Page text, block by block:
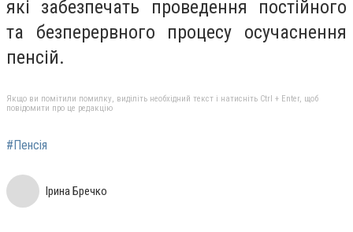
які забезпечать проведення постійного
та безперервного процесу осучаснення
пенсій.
Якщо ви помітили помилку, виділіть необхідний текст і натисніть Ctrl + Enter, щоб
повідомити про це редакцію
#Пенсія
Ірина Бречко